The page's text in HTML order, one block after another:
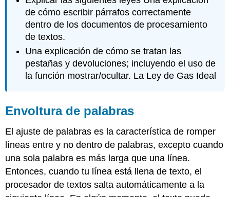
espacios,
y
tabulaciones
de cómo escribir párrafos correctamente
dentro de los documentos de procesamiento
de textos.
Una explicación de cómo se tratan las
pestañas y devoluciones; incluyendo el uso de
la función mostrar/ocultar. La Ley de Gas Ideal
Envoltura de palabras
El ajuste de palabras es la característica de romper
líneas entre y no dentro de palabras, excepto cuando
una sola palabra es más larga que una línea.
Entonces, cuando tu línea está llena de texto, el
procesador de textos salta automáticamente a la